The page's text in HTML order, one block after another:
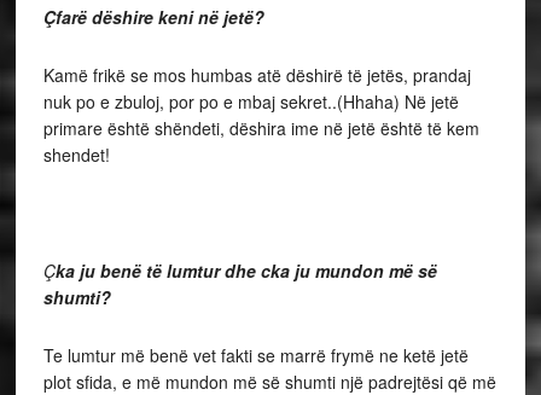
Çfarë dëshire keni në jetë?
Kamë frikë se mos humbas atë dëshirë të jetës, prandaj
nuk po e zbuloj, por po e mbaj sekret..(Hhaha) Në jetë
primare është shëndeti, dëshira ime në jetë është të kem
shendet!
Çka ju benë të lumtur dhe cka ju mundon më së
shumti?
Te lumtur më benë vet fakti se marrë frymë ne ketë jetë
plot sfida, e më mundon më së shumti një padrejtësi që më